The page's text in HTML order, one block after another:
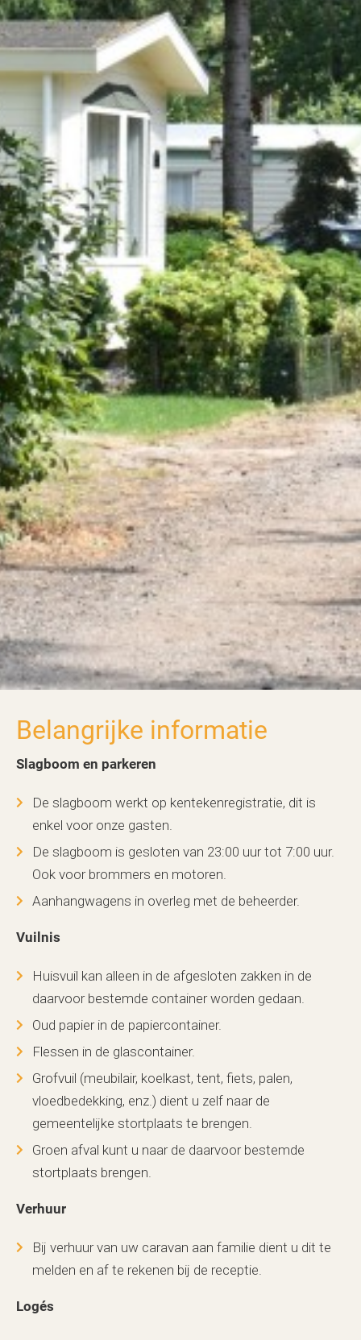
Belangrijke informatie
Slagboom en parkeren
De slagboom werkt op kentekenregistratie, dit is
enkel voor onze gasten.
De slagboom is gesloten van 23:00 uur tot 7:00 uur.
Ook voor brommers en motoren.
Aanhangwagens in overleg met de beheerder.
Vuilnis
Huisvuil kan alleen in de afgesloten zakken in de
daarvoor bestemde container worden gedaan.
Oud papier in de papiercontainer.
Flessen in de glascontainer.
Grofvuil (meubilair, koelkast, tent, fiets, palen,
vloedbedekking, enz.) dient u zelf naar de
gemeentelijke stortplaats te brengen.
Groen afval kunt u naar de daarvoor bestemde
stortplaats brengen.
Verhuur
Bij verhuur van uw caravan aan familie dient u dit te
melden en af te rekenen bij de receptie.
Logés